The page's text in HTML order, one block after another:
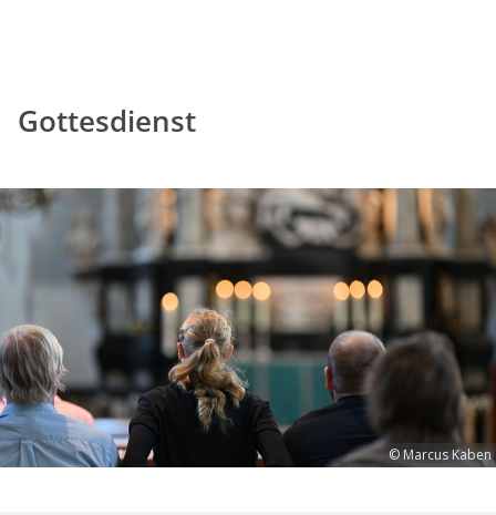
Gottesdienst
© Marcus Kaben